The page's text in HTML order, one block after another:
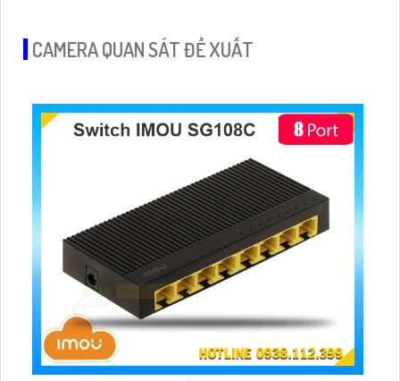
CAMERA QUAN SÁT ĐỀ XUẤT